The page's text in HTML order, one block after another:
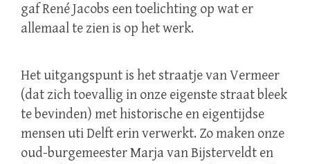
gaf René Jacobs een toelichting op wat er
allemaal te zien is op het werk.
Het uitgangspunt is het straatje van Vermeer
(dat zich toevallig in onze eigenste straat bleek
te bevinden) met historische en eigentijdse
mensen uti Delft erin verwerkt. Zo maken onze
oud-burgemeester Marja van Bijsterveldt en